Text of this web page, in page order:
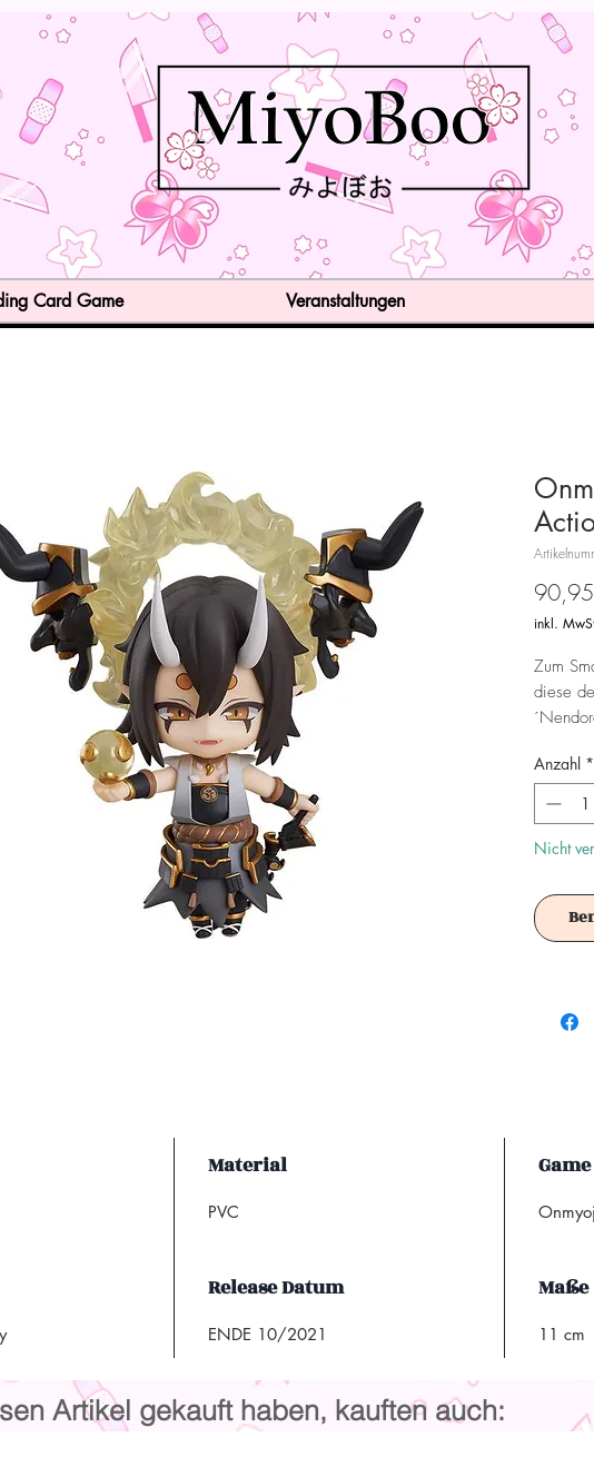
inkl.
Zum
diese
Es ist
Anzahl *
Nicht
Material
PVC
Game
Release Datum
ENDE 10/2021
Maße
11 cm
Artikel gekauft haben, kauften auch:
Card Game Veranstaltungen